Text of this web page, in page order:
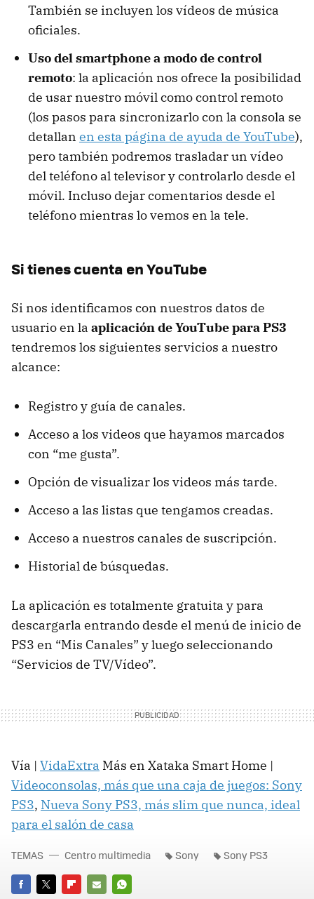
También se incluyen los vídeos de música
oficiales.
Uso del smartphone a modo de control
remoto: la aplicación nos ofrece la posibilidad
de usar nuestro móvil como control remoto
(los pasos para sincronizarlo con la consola se
detallan en esta página de ayuda de YouTube),
pero también podremos trasladar un vídeo
del teléfono al televisor y controlarlo desde el
móvil. Incluso dejar comentarios desde el
teléfono mientras lo vemos en la tele.
Si tienes cuenta en YouTube
Si nos identificamos con nuestros datos de
usuario en la aplicación de YouTube para PS3
tendremos los siguientes servicios a nuestro
alcance:
Registro y guía de canales.
Acceso a los videos que hayamos marcados
con “me gusta”.
Opción de visualizar los videos más tarde.
Acceso a las listas que tengamos creadas.
Acceso a nuestros canales de suscripción.
Historial de búsquedas.
La aplicación es totalmente gratuita y para
descargarla entrando desde el menú de inicio de
PS3 en “Mis Canales” y luego seleccionando
“Servicios de TV/Vídeo”.
Vía | VidaExtra Más en Xataka Smart Home |
Videoconsolas, más que una caja de juegos: Sony
PS3, Nueva Sony PS3, más slim que nunca, ideal
para el salón de casa
TEMAS Centro multimedia Sony Sony PS3